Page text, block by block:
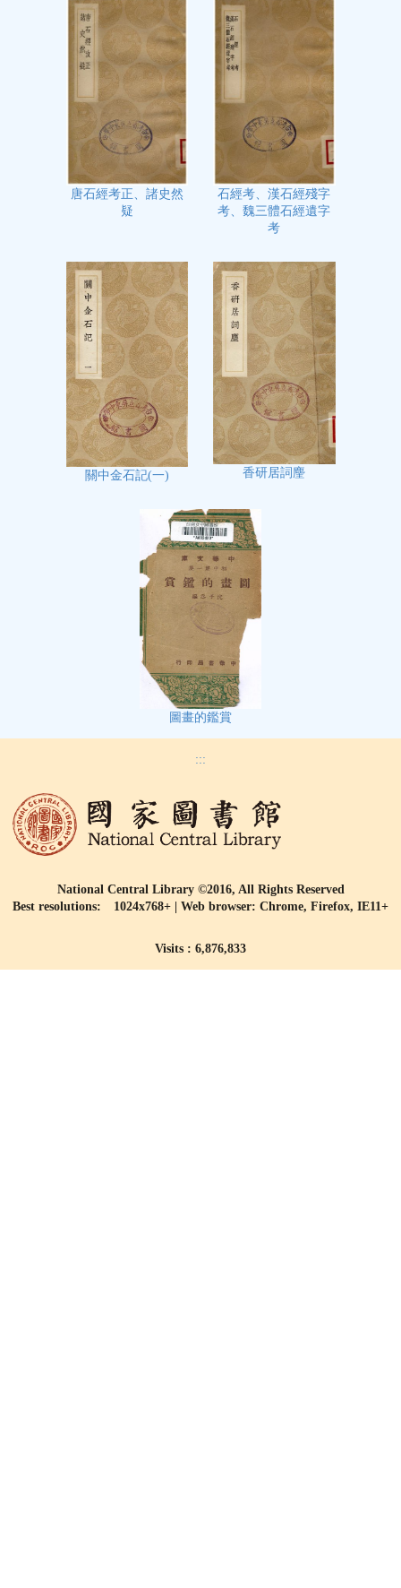
唐石經考正、諸史然
疑
石經考、漢石經殘字
考、魏三體石經遺字
考
關中金石記(一) 香研居詞麈
圖畫的鑑賞
:::
National Central Library ©2016, All Rights Reserved
Best resolutions: 1024x768+ | Web browser: Chrome, Firefox, IE11+
Visits : 6,876,833